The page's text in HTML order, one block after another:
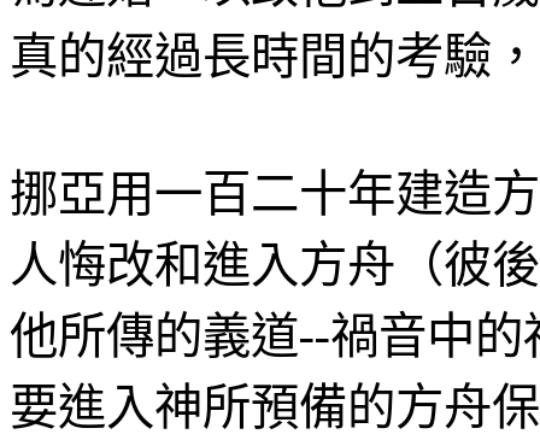
真的經過長時間的考驗
挪亞用一百二十年建造
人悔改和進入方舟（彼後
他所傳的義道--禍音中
要進入神所預備的方舟